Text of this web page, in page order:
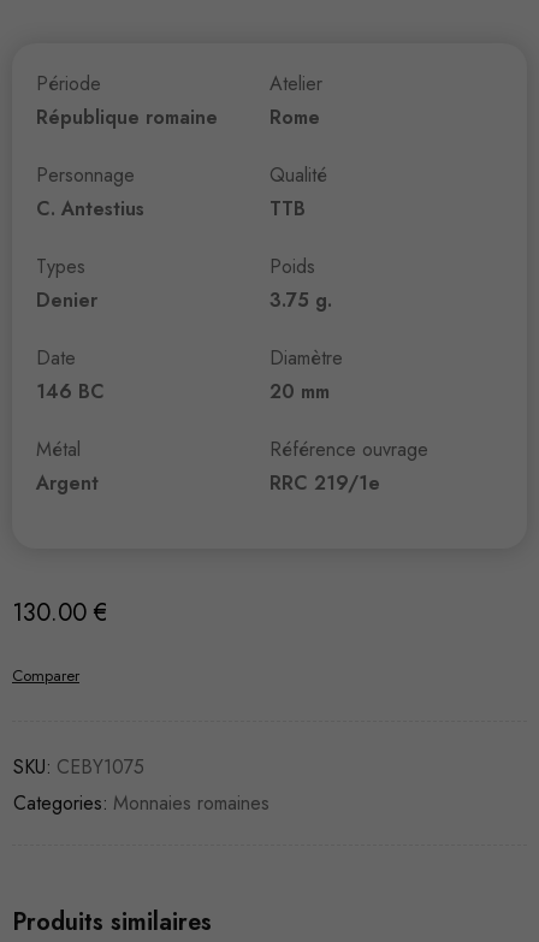
Période
République romaine
Personnage
C. Antestius
Types
Denier
Date
146 BC
Métal
Argent
Atelier
Rome
Qualité
TTB
Poids
3.75 g.
Diamètre
20 mm
Référence ouvrage
RRC 219/1e
130.00 €
Comparer
SKU: CEBY1075
Categories: Monnaies romaines
Produits similaires